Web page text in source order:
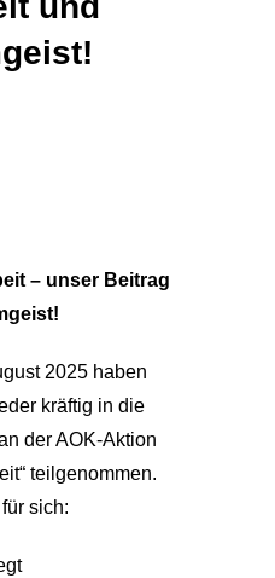
– unser Beitrag
2025 haben
kräftig in die
der AOK-Aktion
teilgenommen.
sich: